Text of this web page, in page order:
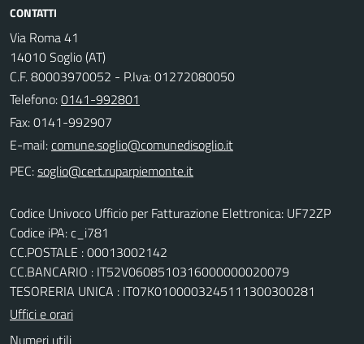
CONTATTI
Via Roma 41
14010 Soglio (AT)
C.F. 80003970052 - P.Iva: 01272080050
Telefono:0141-992801
Fax: 0141-992907
E-mail:
PEC:
Codice Univoco Ufficio per Fatturazione Elettronica: UF72ZP
Codice iPA: c_i781
CC.POSTALE : 00013002142
CC.BANCARIO : IT52V0608510316000000020079
TESORERIA UNICA : IT07K0100003245111300300281
Uffici e orari
Numeri utili